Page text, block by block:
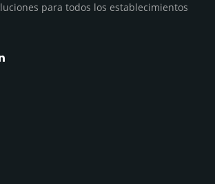
para todos los establecimientos